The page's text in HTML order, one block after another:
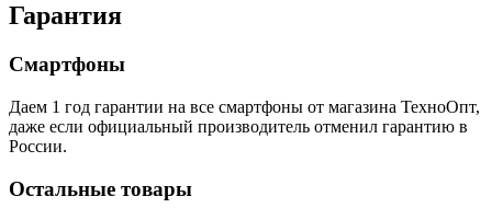
Гарантия
Смартфоны
Даем 1 год гарантии на все смартфоны от магазина ТехноОпт,
даже если официальный производитель отменил гарантию в
России.
Остальные товары